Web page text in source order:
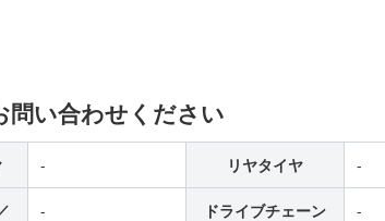
問い合わせください
- リヤタイヤ -
-
ドライブチェーン
-